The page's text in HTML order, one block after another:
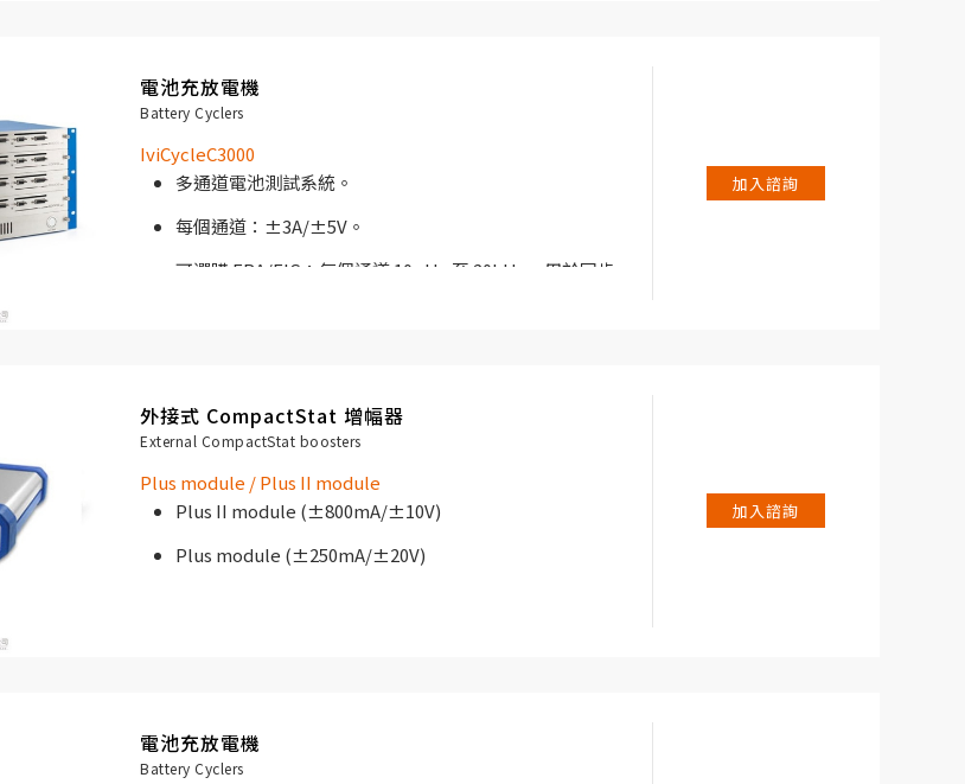
電池測試上的最佳合作夥伴。 IviCycle 提供低單通道成本、
電池充放電機
Battery Cyclers
IviCycleC3000
多通道電池測試系統。
每個通道：±3A/±5V。
可選購 FRA/EIS：每個通道 10µHz 至 20kHz，用於同步
IviCycle C3000專為高通道數電池測試需求而設計，亦是您在
大批量測試解決方案和廣泛的數據存儲能力。
加入諮詢
外接式 CompactStat 增幅器
External CompactStat boosters
Plus module / Plus II module
Plus II module (±800mA/±10V)
Plus module (±250mA/±20V)
加入諮詢
電池充放電機
Battery Cyclers